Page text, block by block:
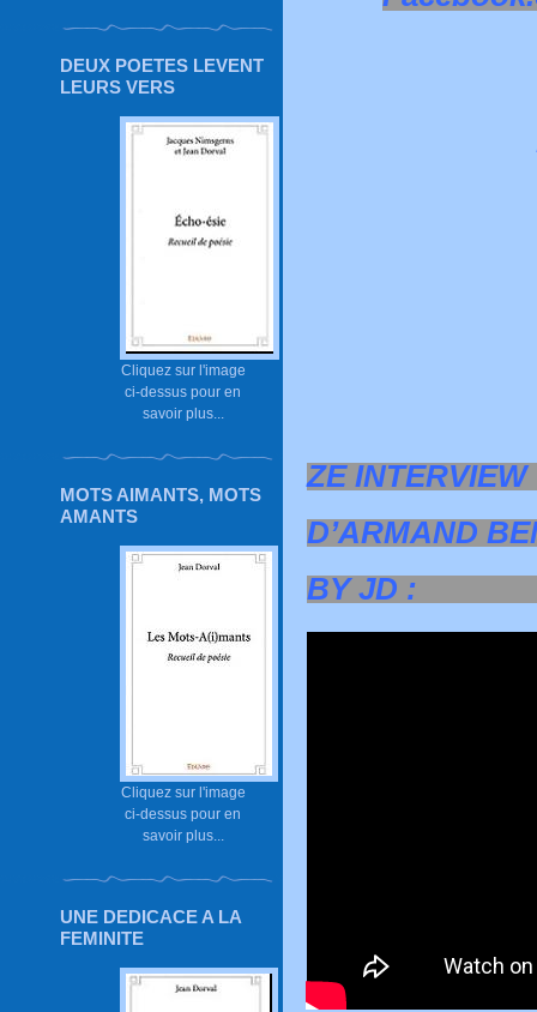
DEUX POETES LEVENT
LEURS VERS
Cliquez sur l'image
ci-dessus pour en
savoir plus...
MOTS AIMANTS, MOTS
AMANTS
Cliquez sur l'image
ci-dessus pour en
savoir plus...
UNE DEDICACE A LA
FEMINITE
ZE INTERVIEW
D’ARMAND
BY JD :